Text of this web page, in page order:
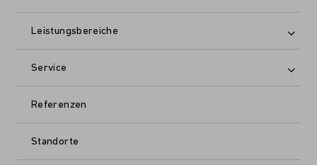
Leistungsbereiche
Service
Referenzen
Standorte